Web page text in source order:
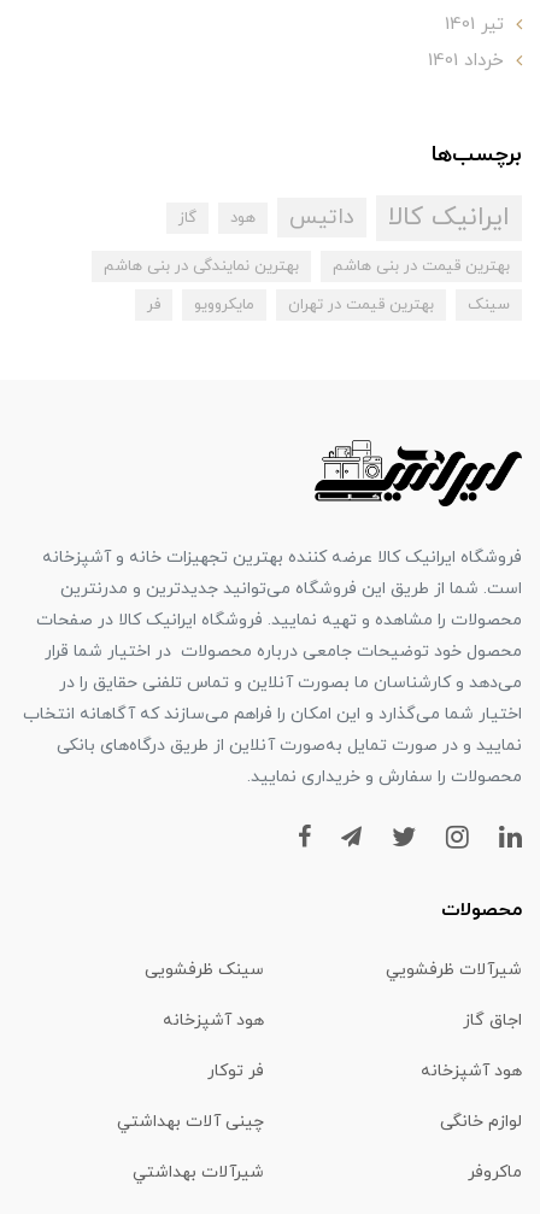
تير 1401
خرداد 1401
برچسب‌ها
ایرانیک کالا داتیس هود گاز
بهترین قیمت در بنی هاشم
بهترین نمایندگی در بنی هاشم
سینک
بهترین قیمت در تهران مایکروویو فر
فروشگاه ایرانیک کالا عرضه کننده بهترین تجهیزات خانه و آشپزخانه
است. شما از طریق این فروشگاه می‌توانید جدیدترین و مدرنترین
محصولات را مشاهده و تهیه نمایید. فروشگاه ایرانیک کالا در صفحات
محصول خود توضیحات جامعی درباره محصولات در اختیار شما قرار
می‌دهد و کارشناسان ما بصورت آنلاین و تماس تلفنی حقایق را در
اختیار شما می‌گذارد و این امکان را فراهم می‌سازند که آگاهانه انتخاب
نمایید و در صورت تمایل به‌صورت آنلاین از طریق درگاه‌های بانکی
محصولات را سفارش و خریداری نمایید.
محصولات
شیرآلات ظرفشويي سینک ظرفشویی
اجاق گاز هود آشپزخانه
هود آشپزخانه فر توکار
لوازم خانگی چینی آلات بهداشتي
ماكروفر شیرآلات بهداشتي